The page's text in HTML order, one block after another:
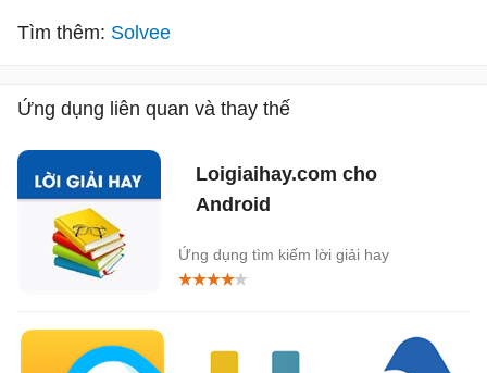
Tìm thêm: Solvee
Ứng dụng liên quan và thay thế
Loigiaihay.com cho
Android
Ứng dụng tìm kiếm lời giải hay